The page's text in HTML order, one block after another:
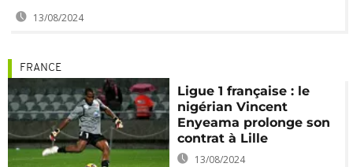
13/08/2024
FRANCE
Ligue 1 française : le
nigérian Vincent
Enyeama prolonge son
contrat à Lille
13/08/2024